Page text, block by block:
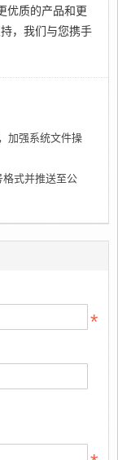
优质的产品和更
，我们与您携手
加强系统文件操
式并推送至公